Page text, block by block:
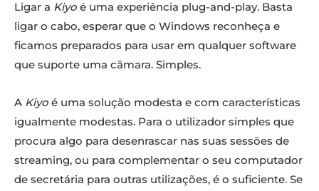
Ligar a Kiyo é uma experiência plug-and-play. Basta
ligar o cabo, esperar que o Windows reconheça e
ficamos preparados para usar em qualquer software
que suporte uma câmara. Simples.
A Kiyo é uma solução modesta e com características
igualmente modestas. Para o utilizador simples que
procura algo para desenrascar nas suas sessões de
streaming, ou para complementar o seu computador
de secretária para outras utilizações, é o suficiente. Se